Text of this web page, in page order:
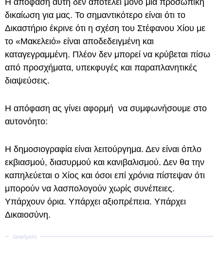
Η απόφαση αυτή δεν αποτελεί μόνο μια προσωπική
δικαίωση για μας. Το σημαντικότερο είναι ότι το
Δικαστήριο έκρινε ότι η σχέση του Στέφανου Χίου με
το «Μακελειό» είναι αποδεδειγμένη και
καταγεγραμμένη. Πλέον δεν μπορεί να κρύβεται πίσω
από προσχήματα, υπεκφυγές και παραπλανητικές
διαψεύσεις.
Η απόφαση ας γίνει αφορμή να συμφωνήσουμε στο
αυτονόητο:
Η δημοσιογραφία είναι λειτούργημα. Δεν είναι όπλο
εκβιασμού, διασυρμού και κανιβαλισμού. Δεν θα την
καπηλεύεται ο Χίος και όσοι επί χρόνια πίστεψαν ότι
μπορούν να λασπολογούν χωρίς συνέπειες.
Υπάρχουν όρια. Υπάρχει αξιοπρέπεια. Υπάρχει
Δικαιοσύνη.